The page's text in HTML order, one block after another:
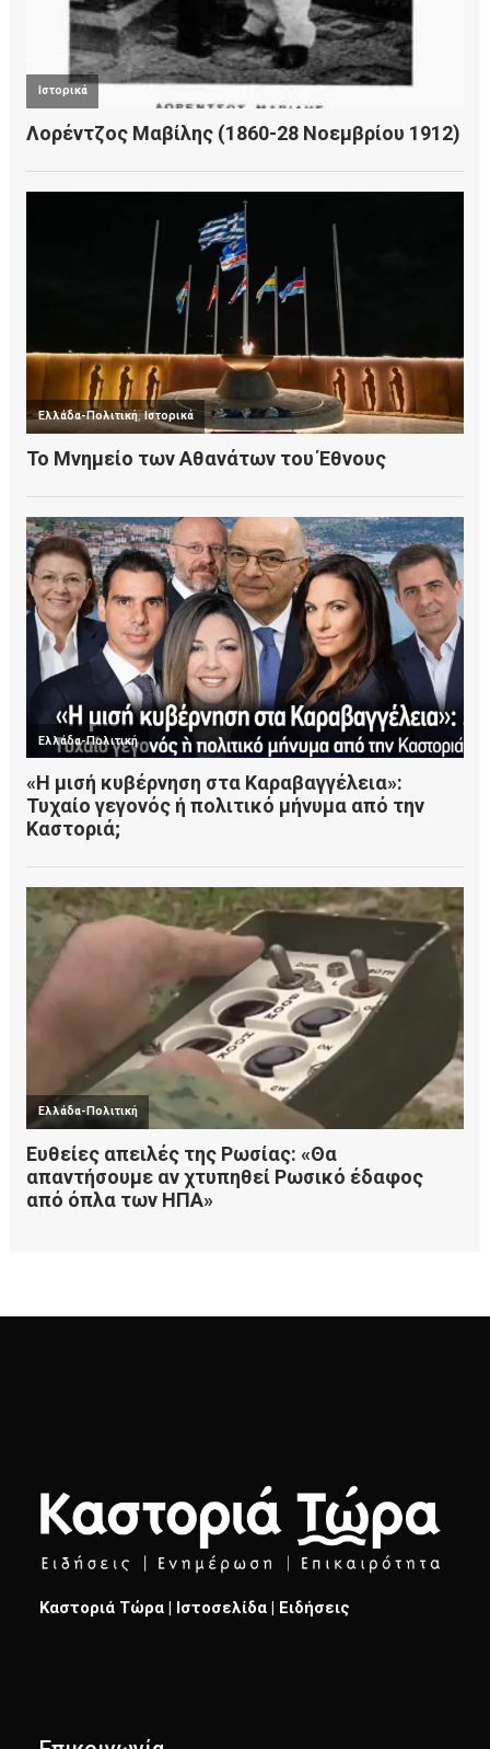
Καστοριά Τώρα | Ιστοσελίδα | Ειδήσεις